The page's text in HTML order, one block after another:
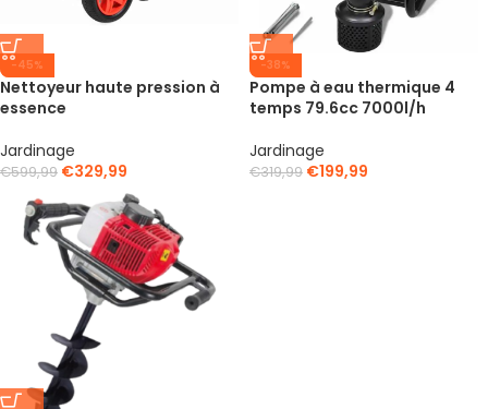
-45%
Nettoyeur haute pression à
essence
Jardinage
€599,99 €329,99
-38%
Pompe à eau thermique 4
temps 79.6cc 7000l/h
Jardinage
€319,99 €199,99